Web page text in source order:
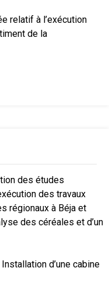
relatif à l’exécution
de la
des études
des travaux
régionaux à Béja et
des céréales et d’un
d’une cabine